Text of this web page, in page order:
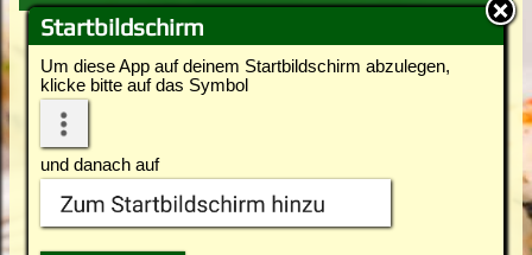
Startbildschirm
Um diese App auf deinem Startbildschirm abzulegen,
klicke bitte auf das Symbol
und danach auf